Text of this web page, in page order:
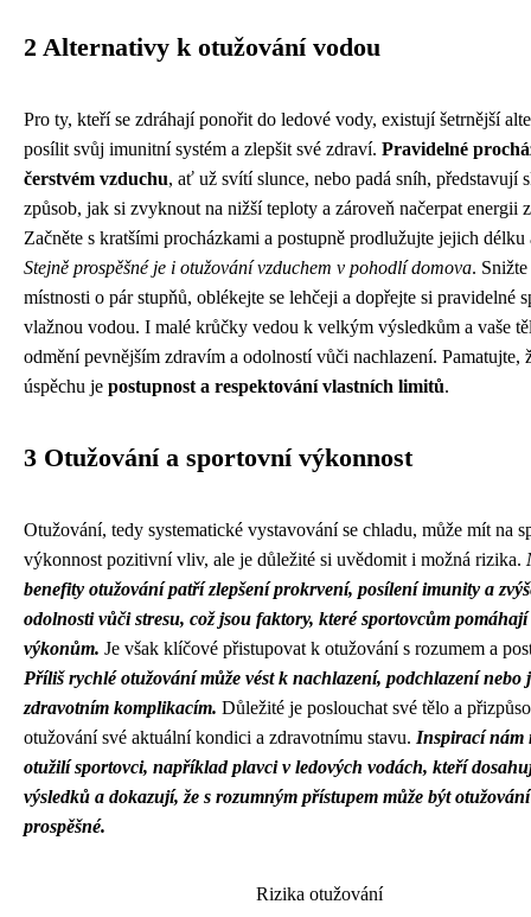
2 Alternativy k otužování vodou
Pro ty, kteří se zdráhají ponořit do ledové vody, existují šetrnější
posílit svůj imunitní systém a zlepšit své zdraví. Pravidelné
čerstvém vzduchu, ať už svítí slunce, nebo padá sníh, představují
způsob, jak si zvyknout na nižší teploty a zároveň načerpat energii
Začněte s kratšími procházkami a postupně prodlužujte jejich délku
Stejně prospěšné je i otužování vzduchem v pohodlí domova.
místnosti o pár stupňů, oblékejte se lehčeji a dopřejte si pravidelné
vlažnou vodou. I malé krůčky vedou k velkým výsledkům a vaše
odmění pevnějším zdravím a odolností vůči nachlazení. Pamatujte,
úspěchu je postupnost a respektování vlastních limitů.
3 Otužování a sportovní výkonnost
Otužování, tedy systematické vystavování se chladu, může mít na
výkonnost pozitivní vliv, ale je důležité si uvědomit i možná rizika.
benefity otužování patří zlepšení prokrvení, posílení imunity a
odolnosti vůči stresu, což jsou faktory, které sportovcům
výkonům. Je však klíčové přistupovat k otužování s rozumem a
Příliš rychlé otužování může vést k nachlazení, podchlazení nebo
zdravotním komplikacím. Důležité je poslouchat své tělo a
otužování své aktuální kondici a zdravotnímu stavu. Inspirací nám
otužilí sportovci, například plavci v ledových vodách, kteří
výsledků a dokazují, že s rozumným přístupem může být otužování
prospěšné.
Rizika otužování